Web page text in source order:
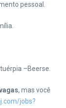
pessoal.
–Beerse.
, mas você
jobs?